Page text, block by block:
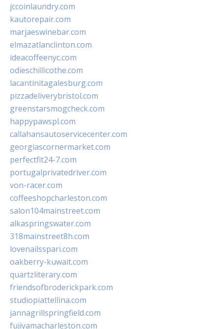
jccoinlaundry.com
kautorepair.com
marjaeswinebar.com
elmazatlanclinton.com
ideacoffeenyc.com
odieschillicothe.com
lacantinitagalesburg.com
pizzadeliverybristol.com
greenstarsmogcheck.com
happypawspl.com
callahansautoservicecenter.com
georgiascornermarket.com
perfectfit24-7.com
portugalprivatedriver.com
von-racer.com
coffeeshopcharleston.com
salon104mainstreet.com
alkaspringswater.com
318mainstreet8h.com
lovenailsspari.com
oakberry-kuwait.com
quartzliterary.com
friendsofbroderickpark.com
studiopiattellina.com
jannagrillspringfield.com
fujiyamacharleston.com